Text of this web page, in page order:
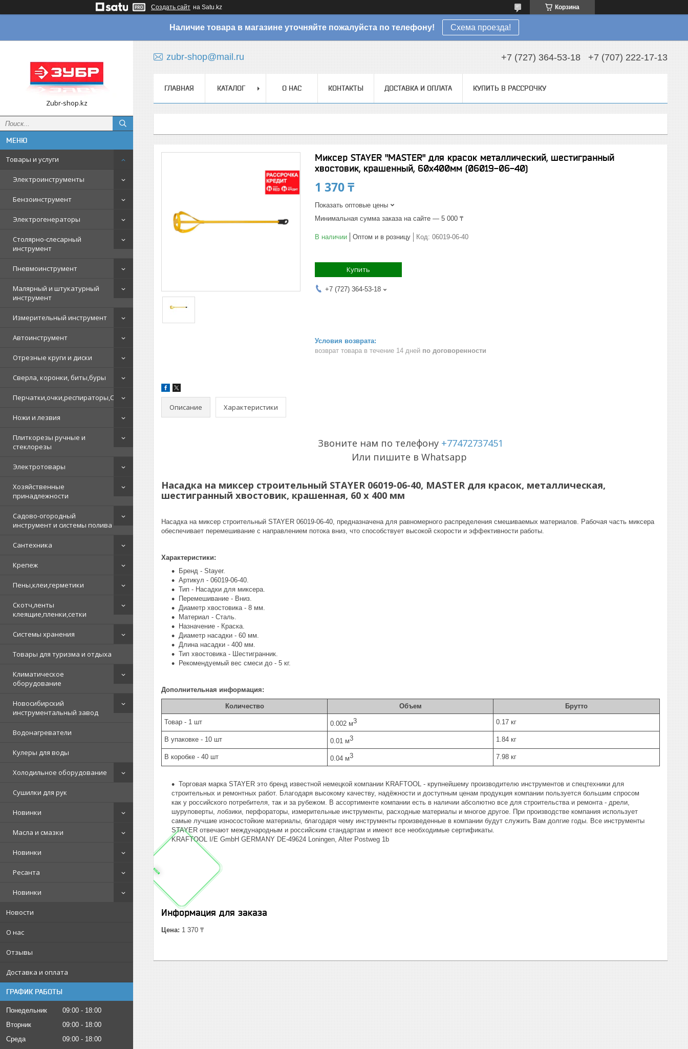
Создать сайт на Satu.kz Корзина
Наличие товара в магазине уточняйте пожалуйста по телефону! Схема проезда!
Zubr-shop.kz
Товары и услуги
Электроинструменты
Бензоинструмент
Электрогенераторы
Столярно-слесарный
инструмент
Пневмоинструмент
Малярный и штукатурный
инструмент
Измерительный инструмент
Автоинструмент
Отрезные круги и диски
Сверла, коронки, биты,буры
Перчатки,очки,респираторы,СИЗ
Ножи и лезвия
Плиткорезы ручные и
стеклорезы
Электротовары
Хозяйственные
принадлежности
Садово-огородный
инструмент и системы полива
Сантехника
Крепеж
Пены,клеи,герметики
Скотч,ленты
клеящие,пленки,сетки
Системы хранения
Товары для туризма и отдыха
Климатическое
оборудование
Новосибирский
инструментальный завод
Водонагреватели
Кулеры для воды
Холодильное оборудование
Сушилки для рук
Новинки
Масла и смазки
Новинки
Ресанта
Новинки
Новости
О нас
Отзывы
Доставка и оплата
ГРАФИК РАБОТЫ
Понедельник 09:00
18:00
Вторник
09:00
18:00
Среда
09:00
18:00
zubr-shop@mail.ru +7 (727) 364-53-18 +7 (707) 222-17-13
ГЛАВНАЯ КАТАЛОГ О НАС КОНТАКТЫ ДОСТАВКА И ОПЛАТА КУПИТЬ В РАССРОЧКУ
Миксер STAYER "MASTER" для красок металлический, шестигранный
хвостовик, крашенный, 60х400мм (06019-06-40)
1 370 ₸
Показать оптовые цены
Минимальная сумма заказа на сайте — 5 000 ₸
В наличии Оптом и в розницу Код: 06019-06-40
Купить
+7 (727) 364-53-18
возврат товара в течение 14 дней по договоренности
Описание Характеристики
Звоните нам по телефону +77472737451
Или пишите в Whatsapp
Насадка на миксер строительный STAYER 06019-06-40, MASTER для красок, металлическая,
шестигранный хвостовик, крашенная, 60 х 400 мм
Насадка на миксер строительный STAYER 06019-06-40, предназначена для равномерного распределения смешиваемых материалов. Рабочая часть миксера
обеспечивает перемешивание с направлением потока вниз, что способствует высокой скорости и эффективности работы.
Характеристики:
Бренд - Stayer.
Артикул - 06019-06-40.
Тип - Насадки для миксера.
Перемешивание - Вниз.
Диаметр хвостовика - 8 мм.
Материал - Сталь.
Назначение - Краска.
Диаметр насадки - 60 мм.
Длина насадки - 400 мм.
Тип хвостовика - Шестигранник.
Рекомендуемый вес смеси до - 5 кг.
Дополнительная информация:
Количество Объем Брутто
Товар - 1 шт 0.002 м3 0.17 кг
В упаковке - 10 шт 0.01 м3 1.84 кг
В коробке - 40 шт 0.04 м3 7.98 кг
Торговая марка STAYER это бренд известной немецкой компании KRAFTOOL - крупнейшему производителю инструментов и спецтехники для
строительных и ремонтных работ. Благодаря высокому качеству, надёжности и доступным ценам продукция компании пользуется большим спросом
как у российского потребителя, так и за рубежом. В ассортименте компании есть в наличии абсолютно все для строительства и ремонта - дрели,
шуруповерты, лобзики, перфораторы, измерительные инструменты, расходные материалы и многое другое. При производстве компания использует
самые лучшие износостойкие материалы, благодаря чему инструменты произведенные в компании будут служить Вам долгие годы. Все инструменты
STAYER отвечают международным и российским стандартам и имеют все необходимые сертификаты.
KRAFTOOL I/E GmbH GERMANY DE-49624 Loningen, Alter Postweg 1b
Информация для заказа
Цена: 1 370 ₸